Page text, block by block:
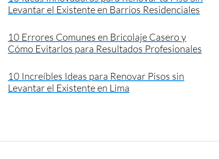
Levantar el Existente en Barrios Residenciales
10 Errores Comunes en Bricolaje Casero y
Cómo Evitarlos para Resultados Profesionales
10 Increíbles Ideas para Renovar Pisos sin
Levantar el Existente en Lima